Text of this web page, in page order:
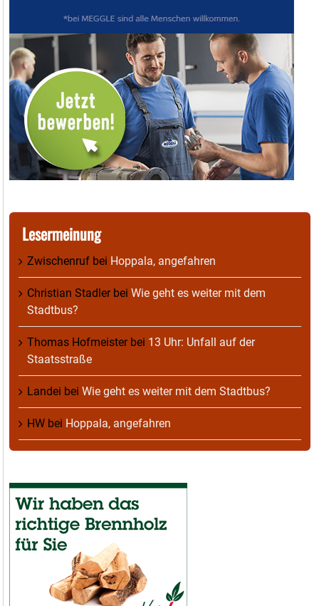
Lesermeinung
Zwischenruf bei Hoppala, angefahren
Christian Stadlerbei Wie geht es weiter mit dem
Stadtbus?
Thomas Hofmeisterbei 13 Uhr: Unfall auf der
Staatsstraße
Landei bei Wie geht es weiter mit dem Stadtbus?
HW bei Hoppala, angefahren